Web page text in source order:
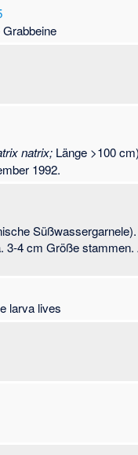
natrix; Länge >100
1992.
3-4 cm Größe
larva lives